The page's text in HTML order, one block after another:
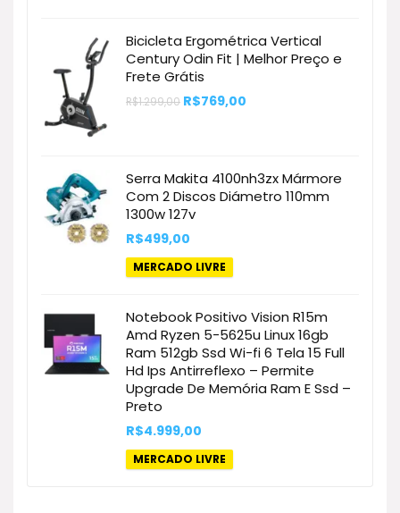
Bicicleta Ergométrica Vertical
Century Odin Fit | Melhor Preço e
Frete Grátis
R$1.299,00 O
R$769,00
Serra Makita 4100nh3zx Mármore
Com 2 Discos Diámetro 110mm
1300w 127v
R$499,00
MERCADO LIVRE
Notebook Positivo Vision R15m
Amd Ryzen 5-5625u Linux 16gb
Ram 512gb Ssd Wi-fi 6 Tela 15 Full
Hd Ips Antirreflexo – Permite
Upgrade De Memória Ram E Ssd –
Preto
R$4.999,00
MERCADO LIVRE